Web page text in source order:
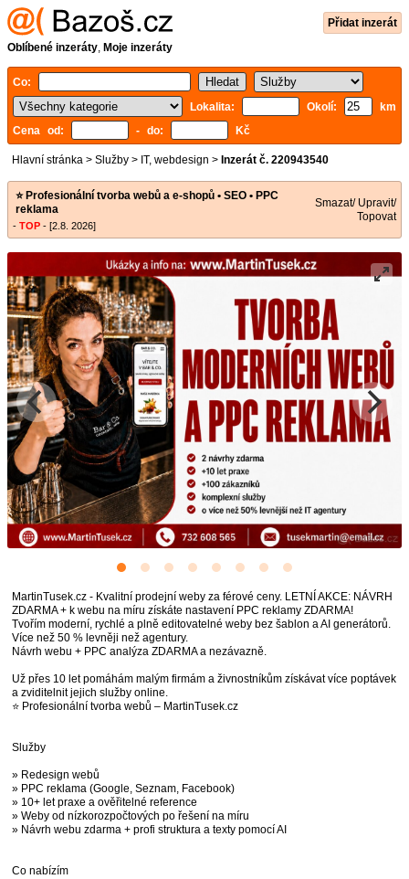
Přidat inzerát
Oblíbené inzeráty, Moje inzeráty
Co:
Lokalita:
Okolí:
km
Cena od:
- do: Kč
Hlavní stránka > Služby > IT, webdesign > Inzerát č. 220943540
⭐ Profesionální tvorba webů a e-shopů • SEO • PPC
reklama
- TOP - [2.8. 2026]
Smazat/ Upravit/
Topovat
MartinTusek.cz - Kvalitní prodejní weby za férové ceny. LETNÍ AKCE: NÁVRH
ZDARMA + k webu na míru získáte nastavení PPC reklamy ZDARMA!
Tvořím moderní, rychlé a plně editovatelné weby bez šablon a AI generátorů.
Více než 50 % levněji než agentury.
Návrh webu + PPC analýza ZDARMA a nezávazně.
Už přes 10 let pomáhám malým firmám a živnostníkům získávat více poptávek
a zviditelnit jejich služby online.
⭐ Profesionální tvorba webů – MartinTusek.cz
Služby
» Redesign webů
» PPC reklama (Google, Seznam, Facebook)
» 10+ let praxe a ověřitelné reference
» Weby od nízkorozpočtových po řešení na míru
» Návrh webu zdarma + profi struktura a texty pomocí AI
Co nabízím